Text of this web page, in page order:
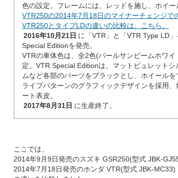
色の設定。フレームには、レッドを施し、ホイー
VTR250の2014年7月18日のマイナーチェンジで
VTR250とタイプLDの違いの比較は、こちら。
2016年10月21日 に「VTR」と「VTR Type LD
Special Editionを発売。
VTRの車体色は、全2色(パールサンビームホワ
定。VTR Special Editionは、マットビュレット
ムなど各部のパーツをブラックとし、ホイール
ライプパターンのグラフィックデザインを採用
ート表皮。
2017年8月31日 に生産終了。
ここでは、
2014年9月9日発売のスズキ GSR250(型式 JBK-
2014年7月18日発売のホンダ VTR(型式 JBK-MC33)